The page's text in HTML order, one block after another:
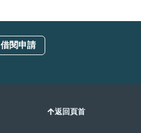
借閱申請
返回頁首